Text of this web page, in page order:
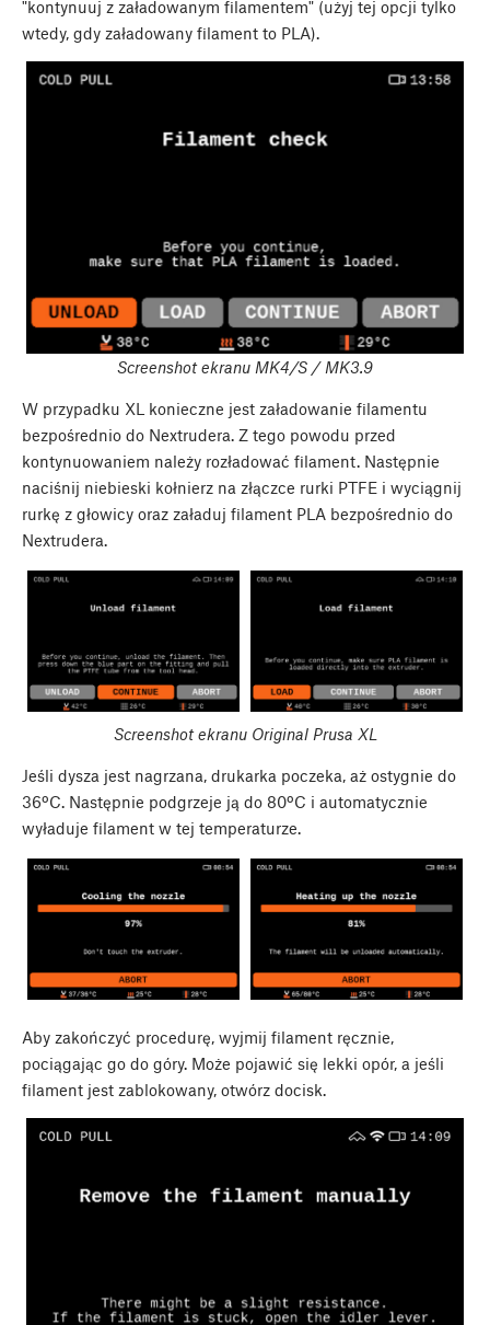
"kontynuuj z załadowanym filamentem" (użyj tej opcji tylko
wtedy, gdy załadowany filament to PLA).
Screenshot ekranu MK4/S / MK3.9
W przypadku XL konieczne jest załadowanie filamentu
bezpośrednio do Nextrudera. Z tego powodu przed
kontynuowaniem należy rozładować filament. Następnie
naciśnij niebieski kołnierz na złączce rurki PTFE i wyciągnij
rurkę z głowicy oraz załaduj filament PLA bezpośrednio do
Nextrudera.
Screenshot ekranu Original Prusa XL
Jeśli dysza jest nagrzana, drukarka poczeka, aż ostygnie do
36ºC. Następnie podgrzeje ją do 80ºC i automatycznie
wyładuje filament w tej temperaturze.
Aby zakończyć procedurę, wyjmij filament ręcznie,
pociągając go do góry. Może pojawić się lekki opór, a jeśli
filament jest zablokowany, otwórz docisk.